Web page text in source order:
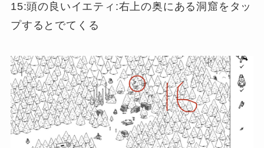
15:頭の良いイエティ:右上の奥にある洞窟をタッ
プするとでてくる